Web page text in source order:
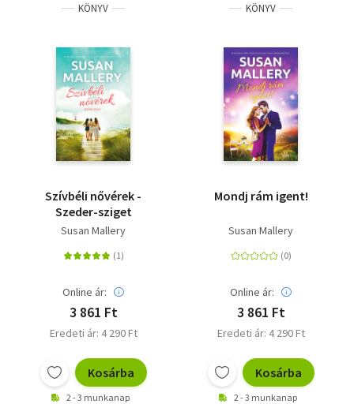
KÖNYV
Szívbéli nővérek -
Szeder-sziget
Susan Mallery
Online ár:
3 861 Ft
Eredeti ár: 4 290 Ft
Kosárba
2 - 3 munkanap
KÖNYV
Mondj rám igent!
Susan Mallery
Online ár:
3 861 Ft
Eredeti ár: 4 290 Ft
Kosárba
2 - 3 munkanap